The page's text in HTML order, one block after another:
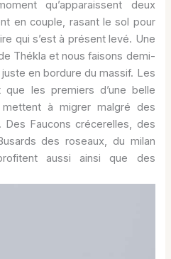
qu’apparaissent deux
en couple, rasant le sol pour
qui s’est à présent levé. Une
Thékla et nous faisons demi-
en bordure du massif. Les
que les premiers d’une belle
à migrer malgré des
Faucons crécerelles, des
des roseaux, du milan
aussi ainsi que des